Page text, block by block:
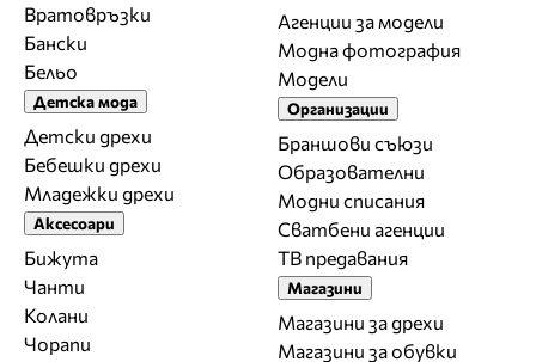
Вратовръзки
Бански
Бельо
Детска мода
Детски дрехи
Бебешки дрехи
Младежки дрехи
Аксесоари
Бижута
Чанти
Колани
Чорапи
Агенции за модели
Модна фотография
Модели
Организации
Браншови съюзи
Образователни
Модни списания
Сватбени агенции
ТВ предавания
Магазини
Магазини за дрехи
Магазини за обувки